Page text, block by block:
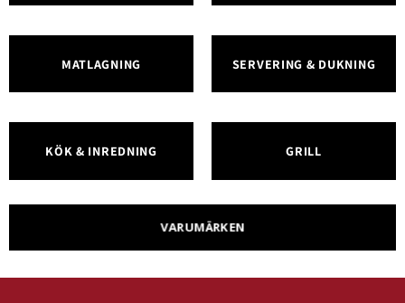
MATLAGNING SERVERING & DUKNING
KÖK & INREDNING GRILL
VARUMÄRKEN